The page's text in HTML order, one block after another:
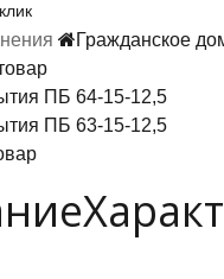
Гражданское
ПБ 64-15-12,5
ПБ 63-15-12,5